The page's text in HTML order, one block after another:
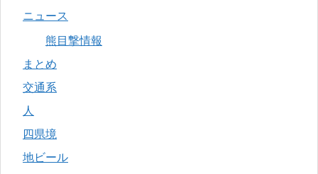
ニュース
熊目撃情報
まとめ
交通系
人
四県境
地ビール